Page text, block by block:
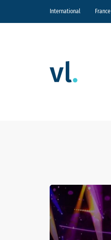
International France